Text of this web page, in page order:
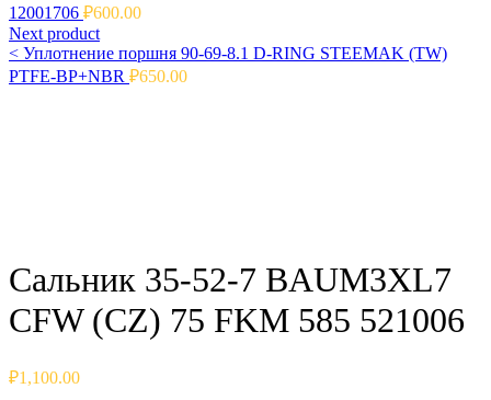
12001706 ₽600.00
Next product
< Уплотнение поршня 90-69-8.1 D-RING STEEMAK (TW)
PTFE-BP+NBR ₽650.00
Сальник 35-52-7 BAUM3XL7
CFW (CZ) 75 FKM 585 521006
₽1,100.00